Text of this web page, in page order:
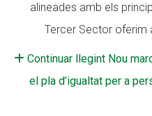
alineades amb els
Tercer Sector oferim
Continuar llegint Nou
el pla d’igualtat per a